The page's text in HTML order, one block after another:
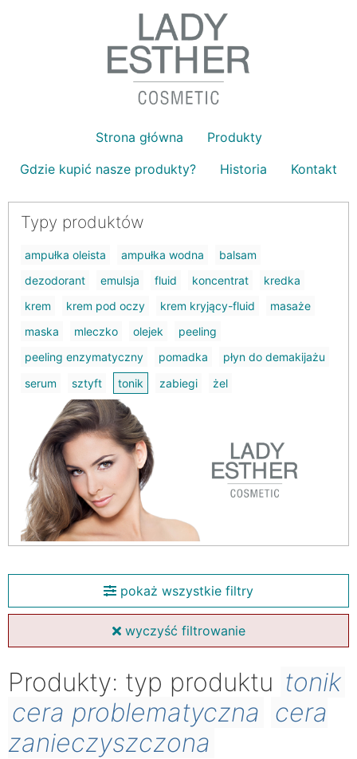
Strona główna
Produkty
Gdzie kupić nasze produkty?
Historia Kontakt
Typy produktów
ampułka oleista ampułka wodna
balsam
dezodorant
emulsja fluid koncentrat
kredka
krem
krem pod oczy krem kryjący-fluid
masaże
maska
mleczko olejek
peeling
peeling enzymatyczny
pomadka
płyn do demakijażu
serum
sztyft tonik zabiegi żel
pokaż wszystkie filtry
wyczyść filtrowanie
Produkty: typ produktu tonik
cera problematyczna cera
zanieczyszczona